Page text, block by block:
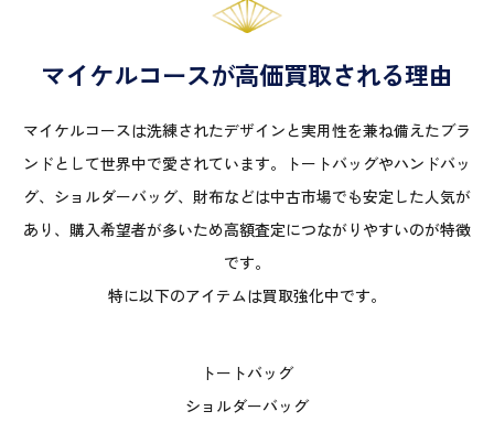
マイケルコースが高価買取される理由
マイケルコースは洗練されたデザインと実用性を兼ね備えたブラ
ンドとして世界中で愛されています。トートバッグやハンドバッ
グ、ショルダーバッグ、財布などは中古市場でも安定した人気が
あり、購入希望者が多いため高額査定につながりやすいのが特徴
です。
特に以下のアイテムは買取強化中です。
トートバッグ
ショルダーバッグ